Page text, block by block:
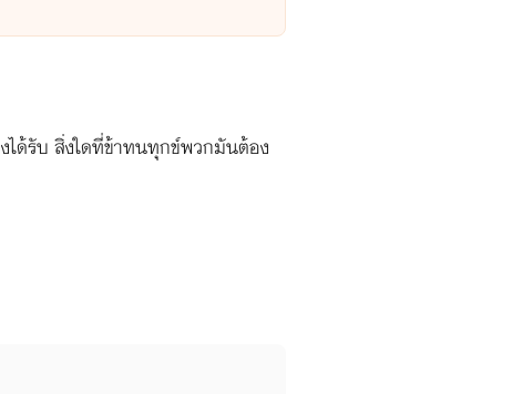
ได้รับ สิ่งใดที่ข้าทนทุกข์พวกมันต้อง